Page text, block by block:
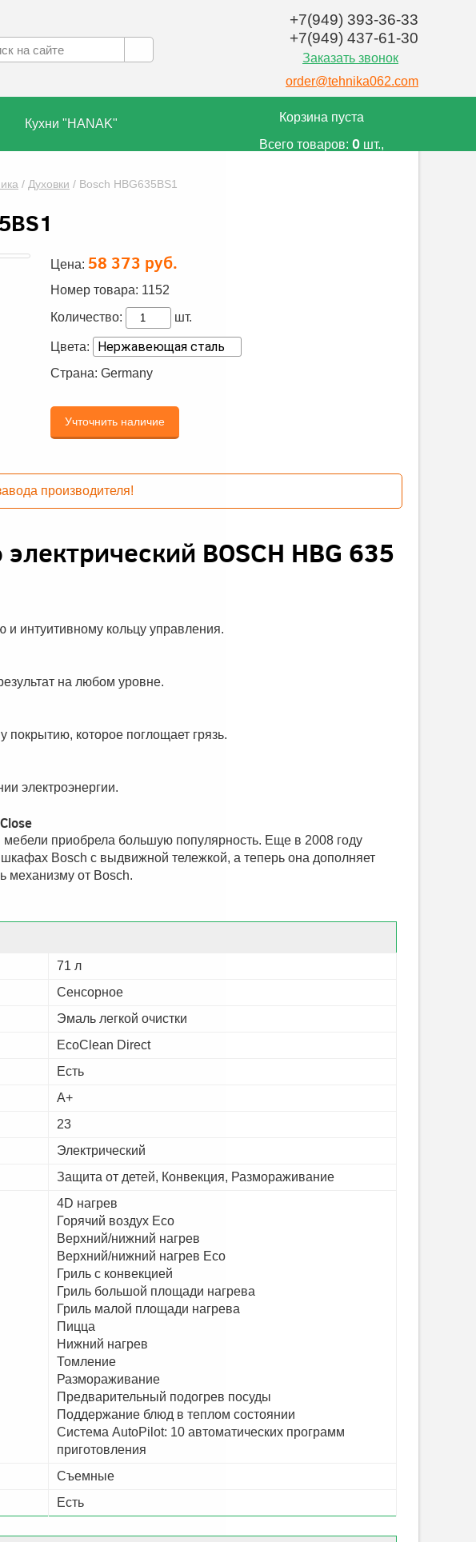
+7(949) 393-36-33
+7(949) 437-61-30
Заказать звонок
order@tehnika062.com
Кухни "HANAK"
Корзина пуста
Всего товаров: 0шт.,
/ Духовки / Bosch HBG635BS1
Цена: 58 373 руб.
Номер товара: 1152
Количество:
шт.
Цвета:
Страна: Germany
Учточнить наличие
производителя!
BOSCH HBG 635
и интуитивному кольцу управления.
на любом уровне.
покрытию, которое поглощает грязь.
электроэнергии.
приобрела большую популярность. Еще в 2008 году
Bosch с выдвижной тележкой, а теперь она дополняет
механизму от Bosch.
71 л
Сенсорное
Эмаль легкой очистки
EcoClean Direct
Есть
А+
23
Электрический
Защита от детей, Конвекция, Размораживание
4D нагрев
Горячий воздух Eco
Верхний/нижний нагрев
Верхний/нижний нагрев Eco
Гриль с конвекцией
Гриль большой площади нагрева
Гриль малой площади нагрева
Пицца
Нижний нагрев
Томление
Размораживание
Предварительный подогрев посуды
Поддержание блюд в теплом состоянии
Система AutoPilot: 10 автоматических программ
приготовления
Съемные
Есть